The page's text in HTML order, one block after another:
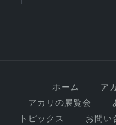
ホーム
ア
アカリの展覧会
トピックス
お問い